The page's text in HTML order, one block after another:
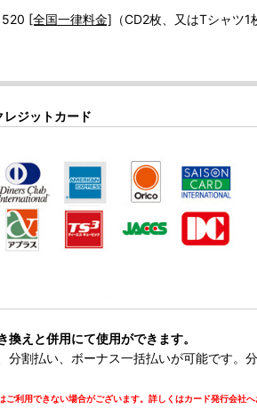
520 [全国一律料金] （CD2枚、又はTシャツ
ジットカード
えと併用にて使用ができます。
割払い、ボーナス一括払いが可能です。
用できない場合がございます。詳しくはカード発行会社へ